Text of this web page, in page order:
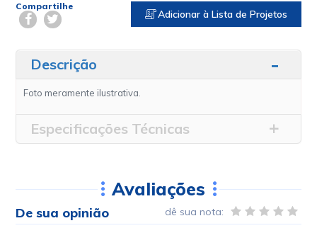
Compartilhe
Adicionar à Lista de Projetos
Descrição
Foto meramente ilustrativa.
Especificações Técnicas
Avaliações
De sua opinião dê sua nota: